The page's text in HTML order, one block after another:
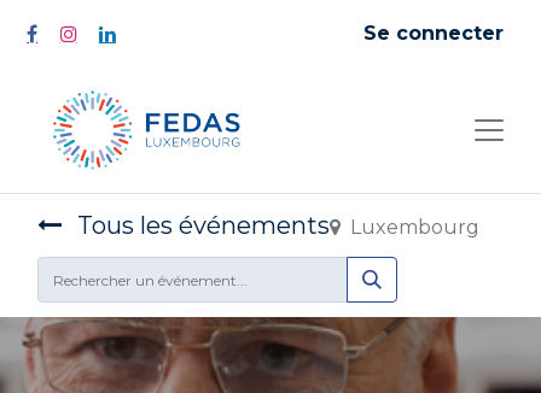
Se connecter
Tous les événements Luxembourg